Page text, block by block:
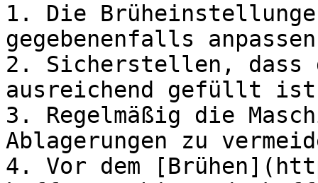
1. Die
gegebenenfalls
2. Sicherstellen, dass
ausreichend gefüllt
3. Regelmäßig die
Ablagerungen zu
4. Vor dem